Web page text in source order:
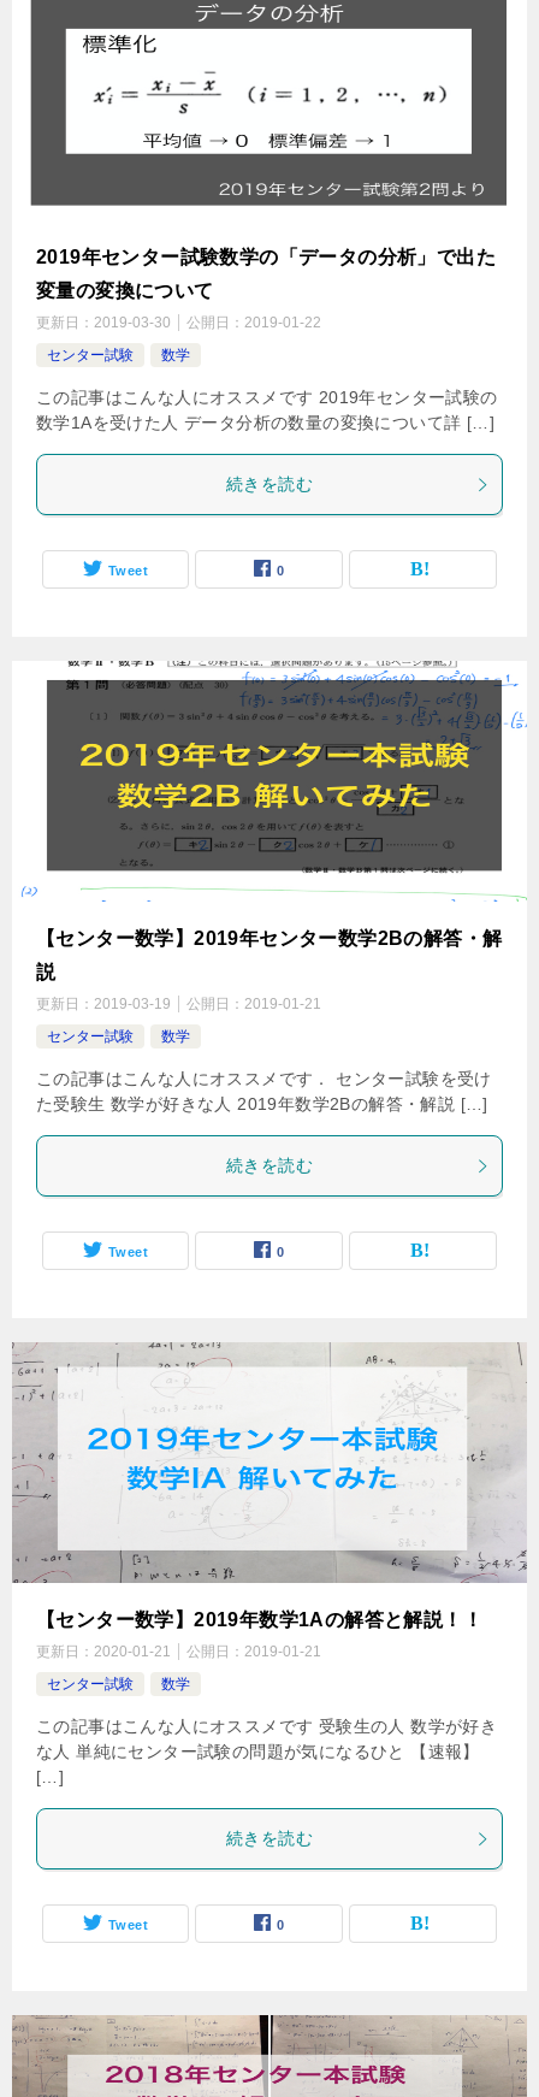
2019年センター試験数学の「データの分析」で出た
変量の変換について
更新日： 2019-03-30 公開日： 2019-01-22
センター試験
数学
この記事はこんな人にオススメです 2019年センター試験の
数学1Aを受けた人 データ分析の数量の変換について詳 […]
続きを読む
Tweet 0
【センター数学】2019年センター数学2Bの解答・解
説
更新日： 2019-03-19 公開日： 2019-01-21
センター試験
数学
この記事はこんな人にオススメです． センター試験を受け
た受験生 数学が好きな人 2019年数学2Bの解答・解説 […]
続きを読む
Tweet 0
【センター数学】2019年数学1Aの解答と解説！！
更新日： 2020-01-21 公開日： 2019-01-21
センター試験
数学
この記事はこんな人にオススメです 受験生の人 数学が好き
な人 単純にセンター試験の問題が気になるひと 【速報】
[…]
続きを読む
Tweet 0